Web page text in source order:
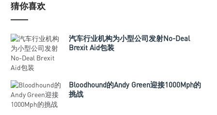
猜你喜欢
汽车行业机构为小型公司发射No-Deal
Brexit Aid包装
Bloodhound的Andy Green迎接1000Mph的
挑战